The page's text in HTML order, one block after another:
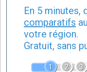
En 5 minutes,
comparatifs
votre région.
Gratuit, sans
1 2 3